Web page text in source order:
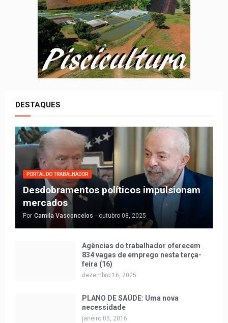
DESTAQUES
PORTAL DO TRABALHADOR
Desdobramentos políticos impulsionam
mercados
Por Camila Vasconcelos - outubro 08, 2025
Agências do trabalhador oferecem
834 vagas de emprego nesta terça-
feira (16)
dezembro 16, 2025
PLANO DE SAÚDE: Uma nova
necessidade
janeiro 05, 2016